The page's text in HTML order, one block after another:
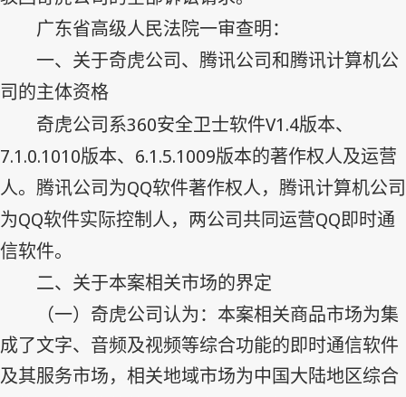
广东省高级人民法院一审查明：
一、关于奇虎公司、腾讯公司和腾讯计算机公
司的主体资格
奇虎公司系360安全卫士软件V1.4版本、
7.1.0.1010版本、 6.1.5.1009版本的著作权人及运营
人。腾讯公司为QQ软件著作权人，腾讯计算机公司
为QQ软件实际控制人，两公司共同运营QQ即时通
信软件。
二、关于本案相关市场的界定
（一）奇虎公司认为：本案相关商品市场为集
成了文字、音频及视频等综合功能的即时通信软件
及其服务市场，相关地域市场为中国大陆地区综合